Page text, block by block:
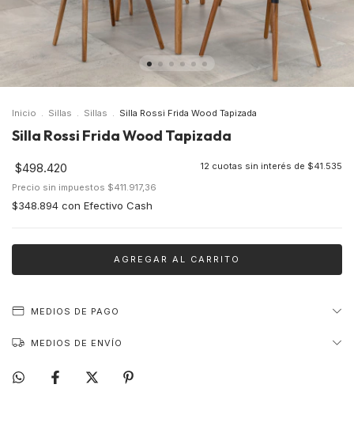
Inicio . Sillas . Sillas . Silla Rossi Frida Wood Tapizada
Silla Rossi Frida Wood Tapizada
$498.420 12 cuotas sin interés de $41.535
Precio sin impuestos $411.917,36
$348.894 con Efectivo Cash
MEDIOS DE PAGO
MEDIOS DE ENVÍO